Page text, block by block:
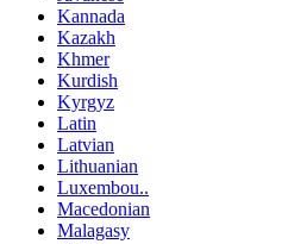
Kannada
Kazakh
Khmer
Kurdish
Kyrgyz
Latin
Latvian
Lithuanian
Luxembou..
Macedonian
Malagasy